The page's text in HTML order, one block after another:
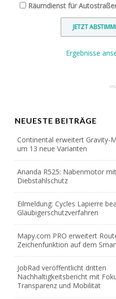
Räumdienst für
Ergebnisse
NEUESTE BEITRÄGE
Continental erweitert Gravity-
um 13 neue Varianten
Ananda R525: Nabenmotor
Diebstahlschutz
Eilmeldung: Cycles Lapierre
Gläubigerschutzverfahren
Mapy.com PRO erweitert
Zeichenfunktion auf dem
JobRad veröffentlicht dritten
Nachhaltigkeitsbericht mit
Transparenz und Mobilität